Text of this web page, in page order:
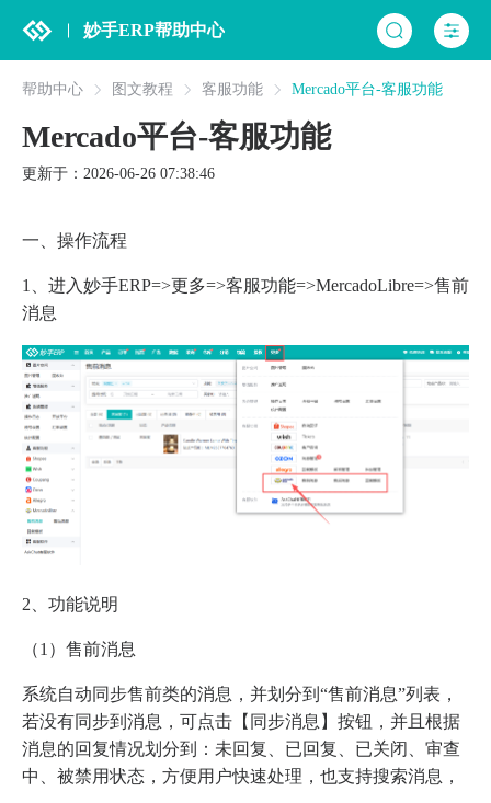
妙手ERP帮助中心
帮助中心 图文教程 客服功能 Mercado平台-客服功能
Mercado平台-客服功能
更新于：2026-06-26 07:38:46
一、操作流程
1、进入妙手ERP=>更多=>客服功能=>MercadoLibre=>售前
消息
2、功能说明
（1）售前消息
系统自动同步售前类的消息，并划分到“售前消息”列表，
若没有同步到消息，可点击【同步消息】按钮，并且根据
消息的回复情况划分到：未回复、已回复、已关闭、审查
中、被禁用状态，方便用户快速处理，也支持搜索消息，